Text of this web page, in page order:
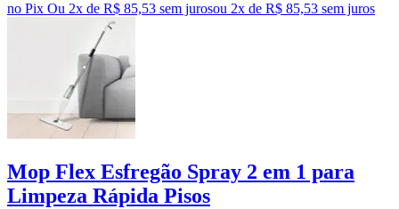
no Pix Ou 2x de R$ 85,53 sem jurosou 2x de R$ 85,53 sem juros
Mop Flex Esfregão Spray 2 em 1 para
Limpeza Rápida Pisos